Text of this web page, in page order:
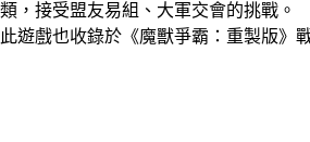
類，接受盟友易組、大軍交會的挑戰。
此遊戲也收錄於 《魔獸爭霸：重製版》